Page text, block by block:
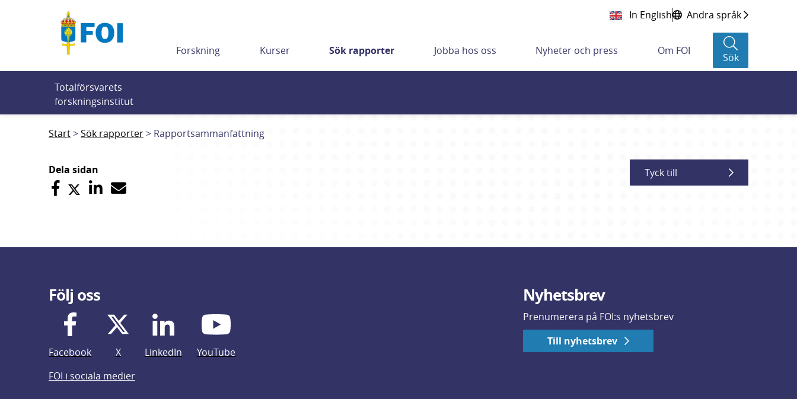
In English Andra språk
Forskning Kurser Sök rapporter Jobba hos oss Nyheter och press Om FOI
Sök
Totalförsvarets
forskningsinstitut
Start Sök rapporter Rapportsammanfattning
Dela sidan Tyck till
Följ oss
Facebook X LinkedIn
YouTube
FOI i sociala medier
Nyhetsbrev
Prenumerera på FOI:s nyhetsbrev
Till nyhetsbrev